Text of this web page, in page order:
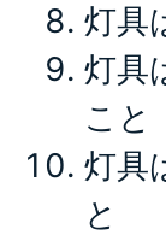
灯具
灯具
こと
灯具
と